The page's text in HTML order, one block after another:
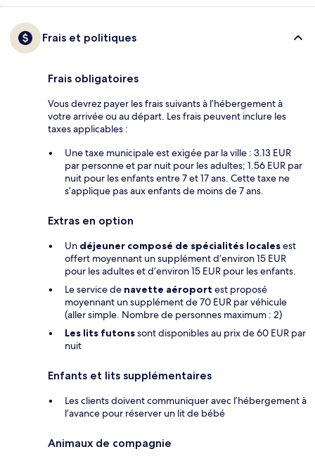
Frais et politiques
Frais obligatoires
Vous devrez payer les frais suivants à l’hébergement à
votre arrivée ou au départ. Les frais peuvent inclure les
taxes applicables :
Une taxe municipale est exigée par la ville : 3.13 EUR
par personne et par nuit pour les adultes; 1.56 EUR par
nuit pour les enfants entre 7 et 17 ans. Cette taxe ne
s’applique pas aux enfants de moins de 7 ans.
Extras en option
Un déjeuner composé de spécialités localesest
offert moyennant un supplément d’environ 15 EUR
pour les adultes et d’environ 15 EUR pour les enfants.
Le service de navette aéroport est proposé
moyennant un supplément de 70 EUR par véhicule
(aller simple. Nombre de personnes maximum : 2)
Les lits futonssont disponibles au prix de 60 EUR par
nuit
Enfants et lits supplémentaires
Les clients doivent communiquer avec l’hébergement à
l’avance pour réserver un lit de bébé
Animaux de compagnie